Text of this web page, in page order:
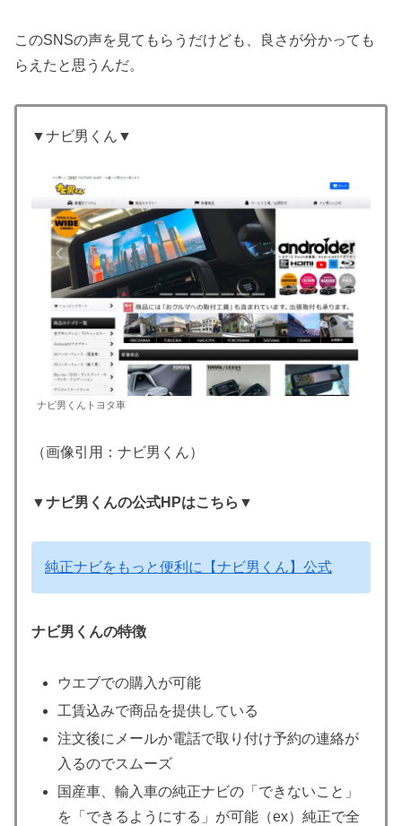
このSNSの声を見てもらうだけども、良さが分かっても
らえたと思うんだ。
▼ナビ男くん▼
ナビ男くんトヨタ車
（画像引用：ナビ男くん）
▼ナビ男くんの公式HPはこちら▼
純正ナビをもっと便利に【ナビ男くん】公式
ナビ男くんの特徴
ウエブでの購入が可能
工賃込みで商品を提供している
注文後にメールか電話で取り付け予約の連絡が
入るのでスムーズ
国産車、輸入車の純正ナビの「できないこと」
を「できるようにする」が可能（ex）純正で全